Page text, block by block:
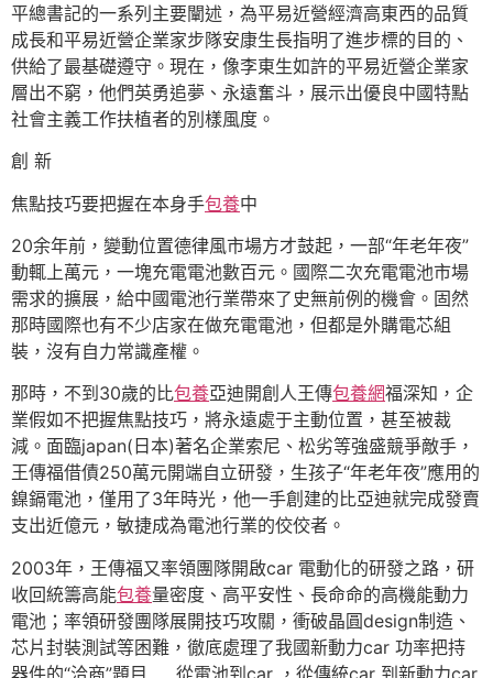
平總書記的一系列主要闡述，為平易近營經濟高東西的品質
成長和平易近營企業家步隊安康生長指明了進步標的目的、
供給了最基礎遵守。現在，像李東生如許的平易近營企業家
層出不窮，他們英勇追夢、永遠奮斗，展示出優良中國特點
社會主義工作扶植者的別樣風度。
創 新
焦點技巧要把握在本身手包養中
20余年前，變動位置德律風市場方才鼓起，一部“年老年夜”
動輒上萬元，一塊充電電池數百元。國際二次充電電池市場
需求的擴展，給中國電池行業帶來了史無前例的機會。固然
那時國際也有不少店家在做充電電池，但都是外購電芯組
裝，沒有自力常識產權。
那時，不到30歲的比包養亞迪開創人王傳包養網福深知，企
業假如不把握焦點技巧，將永遠處于主動位置，甚至被裁
減。面臨japan(日本)著名企業索尼、松劣等強盛競爭敵手，
王傳福借債250萬元開端自立研發，生孩子“年老年夜”應用的
鎳鎘電池，僅用了3年時光，他一手創建的比亞迪就完成發賣
支出近億元，敏捷成為電池行業的佼佼者。
2003年，王傳福又率領團隊開啟car 電動化的研發之路，研
收回統籌高能包養量密度、高平安性、長命命的高機能動力
電池；率領研發團隊展開技巧攻關，衝破晶圓design制造、
芯片封裝測試等困難，徹底處理了我國新動力car 功率把持
器件的“洽商”題目……從電池到car ，從傳統car 到新動力car